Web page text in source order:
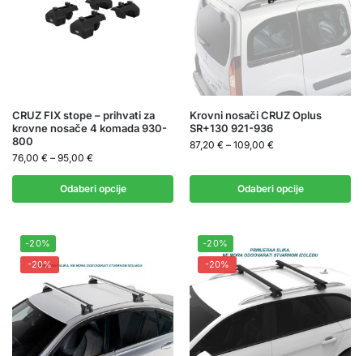
CRUZ FIX stope – prihvati za
krovne nosače 4 komada 930-
800
76,00 € – 95,00 €
Odaberi opcije
Krovni nosači CRUZ Oplus
SR+130 921-936
87,20 € – 109,00 €
Odaberi opcije
-20%
-20%
-20%
-20%